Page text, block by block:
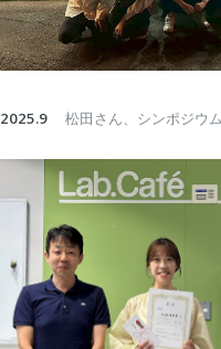
2025.9 松田さん、シンポジウ